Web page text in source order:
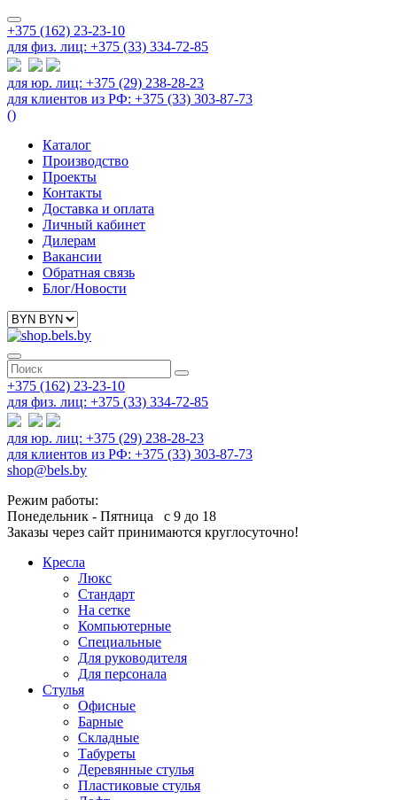
+375 (162) 23-23-10
для физ. лиц: +375 (33) 334-72-85
для юр. лиц: +375 (29) 238-28-23
для клиентов из РФ: +375 (33) 303-87-73
()
Каталог
Производство
Проекты
Контакты
Доставка и оплата
Личный кабинет
Дилерам
Вакансии
Обратная связь
Блог/Новости
+375 (162) 23-23-10
для физ. лиц: +375 (33) 334-72-85
для юр. лиц: +375 (29) 238-28-23
для клиентов из РФ: +375 (33) 303-87-73
shop@bels.by
Режим работы:
Понедельник - Пятница с 9 до 18
Заказы через сайт принимаются круглосуточно!
Кресла
Люкс
Стандарт
На сетке
Компьютерные
Специальные
Для руководителя
Для персонала
Стулья
Офисные
Барные
Складные
Табуреты
Деревянные стулья
Пластиковые стулья